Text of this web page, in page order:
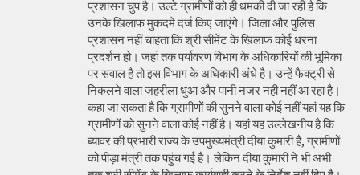
प्रशासन चुप है। उल्टे ग्रामीणों को ही धमकी दी जा रही है कि
उनके खिलाफ मुकदमे दर्ज किए जाएंगे। जिला और पुलिस
प्रशासन नहीं चाहता कि श्री सीमेंट के खिलाफ कोई धरना
प्रदर्शन हो। जहां तक पर्यावरण विभाग के अधिकारियों की भूमिका
पर सवाल है तो इस विभाग के अधिकारी अंधे है। उन्हें फैक्ट्री से
निकलने वाला जहरीला धुआ और पानी नजर नही नहीं आ रहा है।
कहा जा सकता है कि ग्रामीणों की सुनने वाला कोई नहीं यहां यह कि
ग्रामीणों को सुनने वाला कोई नहीं है। यहां यह उल्लेखनीय है कि
ब्यावर की प्रभारी राज्य के उपमुख्यमंत्री दीया कुमारी है, ग्रामीणों
को पीड़ा मंत्री तक पहुंच गई है। लेकिन दीया कुमारी ने भी अभी